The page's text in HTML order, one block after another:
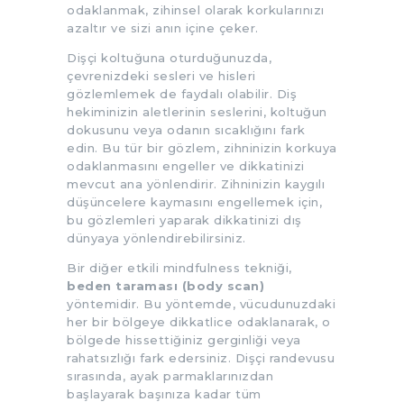
odaklanmak, zihinsel olarak korkularınızı
azaltır ve sizi anın içine çeker.
Dişçi koltuğuna oturduğunuzda,
çevrenizdeki sesleri ve hisleri
gözlemlemek de faydalı olabilir. Diş
hekiminizin aletlerinin seslerini, koltuğun
dokusunu veya odanın sıcaklığını fark
edin. Bu tür bir gözlem, zihninizin korkuya
odaklanmasını engeller ve dikkatinizi
mevcut ana yönlendirir. Zihninizin kaygılı
düşüncelere kaymasını engellemek için,
bu gözlemleri yaparak dikkatinizi dış
dünyaya yönlendirebilirsiniz.
Bir diğer etkili mindfulness tekniği,
beden taraması (body scan)
yöntemidir. Bu yöntemde, vücudunuzdaki
her bir bölgeye dikkatlice odaklanarak, o
bölgede hissettiğiniz gerginliği veya
rahatsızlığı fark edersiniz. Dişçi randevusu
sırasında, ayak parmaklarınızdan
başlayarak başınıza kadar tüm